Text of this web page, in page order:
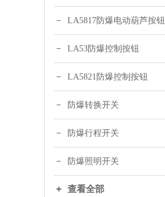
LA5817防爆电动葫芦按钮
LA53防爆控制按钮
LA5821防爆控制按钮
防爆转换开关
防爆行程开关
防爆照明开关
查看全部